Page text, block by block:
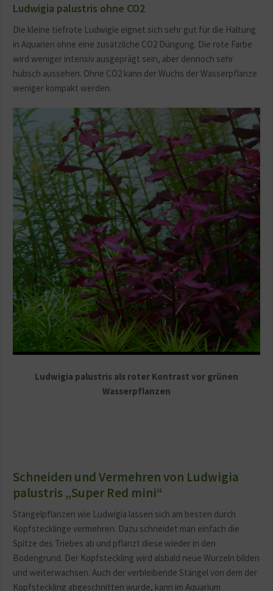
Ludwigia palustris ohne CO2
Die kleine tiefrote Ludwigie eignet sich sehr gut für die Haltung
in Aquarien ohne eine zusätzliche CO2 Düngung. Die rote Farbe
wird weniger intensiv ausgeprägt sein, aber dennoch sehr
hübsch aussehen. Ohne CO2 kann der Wuchs der Wasserpflanze
weniger kompakt werden.
Ludwigia palustris als roter Kontrast vor grünen
Wasserpflanzen
Schneiden und Vermehren von Ludwigia
palustris „Super Red mini“
Stängelpflanzen wie Ludwigia lassen sich am besten durch
Kopfstecklinge vermehren. Dazu schneidet man einfach die
Spitze des Triebes ab und pflanzt diese wieder in den
Bodengrund. Der Kopfsteckling wird alsbald neue Wurzeln bilden
und weiterwachsen. Auch der verbleibende Stängel von dem der
Kopfsteckling abgeschnitten wurde, kann im Aquarium